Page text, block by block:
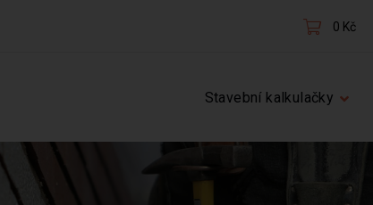
0 Kč
Stavební kalkulačky